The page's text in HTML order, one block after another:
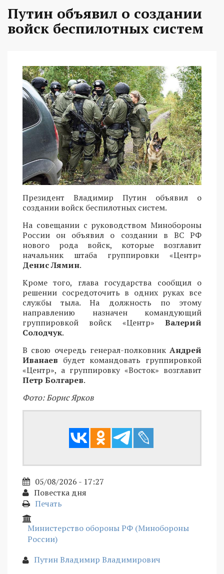
Путин объявил о создании
войск беспилотных систем
Президент Владимир Путин объявил о
создании войск беспилотных систем.
На совещании с руководством Минобороны
России он объявил о создании в ВС РФ
нового рода войск, которые возглавит
начальник штаба группировки «Центр»
Денис Лямин.
Кроме того, глава государства сообщил о
решении сосредоточить в одних руках все
службы тыла. На должность по этому
направлению назначен командующий
группировкой войск «Центр» Валерий
Солодчук.
В свою очередь генерал-полковникАндрей
Иванаев будет командовать группировкой
«Центр», а группировку «Восток» возглавит
Петр Болгарев.
Фото: Борис Ярков
05/08/2026 - 17:27
Повестка дня
Печать
Министерство обороны РФ (Минобороны
России)
Путин Владимир Владимирович